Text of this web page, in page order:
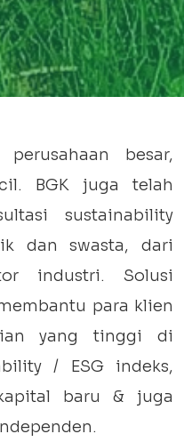
besar,
BGK juga telah
sustainability
dan swasta, dari
industri. Solusi
para klien
yang tinggi di
/ ESG indeks,
baru & juga